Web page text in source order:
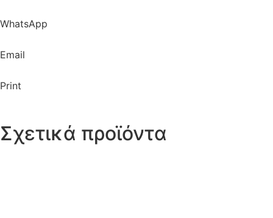
WhatsApp
Email
Print
Σχετικά προϊόντα